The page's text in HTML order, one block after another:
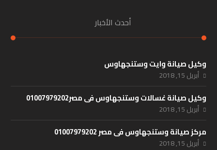
أحدث الأخبار
وكيل صيانة وايت وستنجهاوس
أبريل 15, 2018
وكيل صيانة غسالات وستنجهاوس فى مصر01007979202
أبريل 15, 2018
مركز صيانة وستنجهاوس فى مصر 01007979202
أبريل 15, 2018